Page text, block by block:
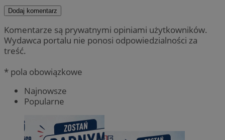
Dodaj komentarz
Komentarze są prywatnymi opiniami użytkowników.
Wydawca portalu nie ponosi odpowiedzialności za
treść.
* pola obowiązkowe
Najnowsze
Popularne